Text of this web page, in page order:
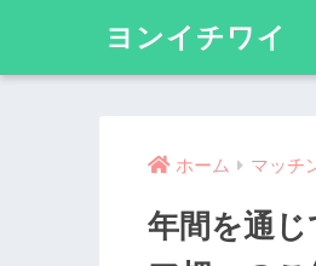
ヨンイチワイ
ホーム マッチ
年間を通